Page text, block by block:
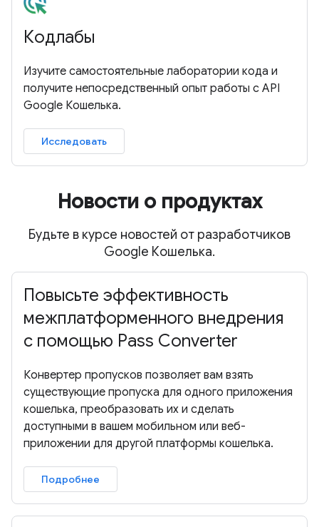
Кодлабы
Изучите самостоятельные лаборатории кода и
получите непосредственный опыт работы с API
Google Кошелька.
Исследовать
Новости о продуктах
Будьте в курсе новостей от разработчиков
Google Кошелька.
Повысьте эффективность
межплатформенного внедрения
с помощью Pass Converter
Конвертер пропусков позволяет вам взять
существующие пропуска для одного приложения
кошелька, преобразовать их и сделать
доступными в вашем мобильном или веб-
приложении для другой платформы кошелька.
Подробнее